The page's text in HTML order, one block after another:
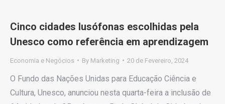
Cinco cidades lusófonas escolhidas pela
Unesco como referência em aprendizagem
Economia e Negócios By Marketing 20 de Fevereiro, 2024
O Fundo das Nações Unidas para Educação Ciência e
Cultura, Unesco, anunciou nesta quarta-feira a inclusão de